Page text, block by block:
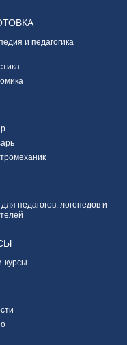
и педагогика
педагогов, логопедов и
курсы